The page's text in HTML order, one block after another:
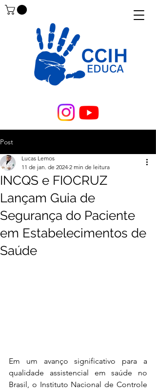
Post
INCQS e FIOCRUZ
Lançam Guia de
Segurança do Paciente
em Estabelecimentos de
Saúde
Lucas Lemos
11 de jan. de 2024 2 min de leitura
Em um avanço significativo para a
qualidade assistencial em saúde no
Brasil, o Instituto Nacional de Controle